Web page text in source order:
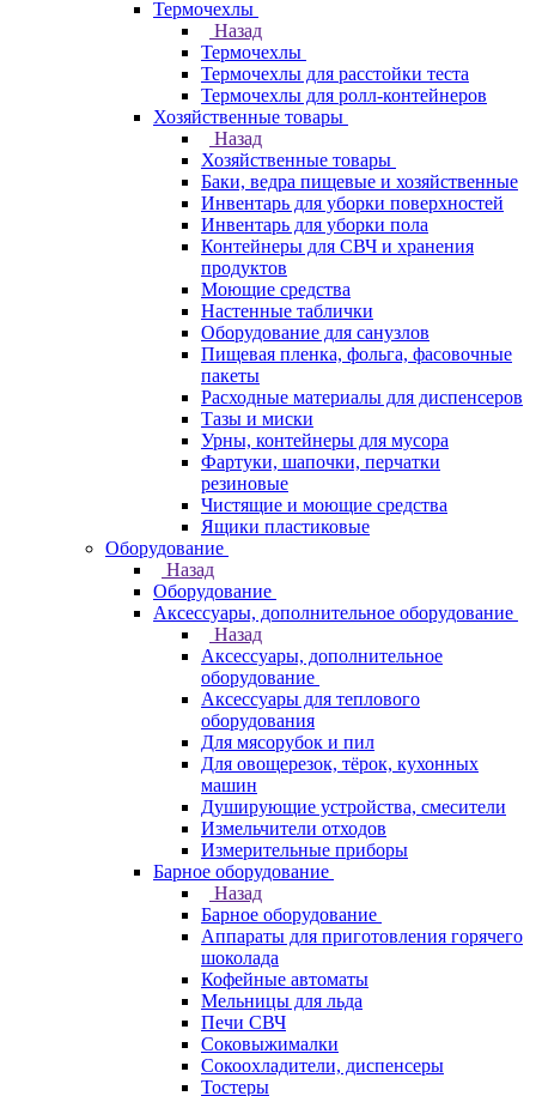
Термочехлы
Назад
Термочехлы
Термочехлы для расстойки теста
Термочехлы для ролл-контейнеров
Хозяйственные товары
Назад
Хозяйственные товары
Баки, ведра пищевые и хозяйственные
Инвентарь для уборки поверхностей
Инвентарь для уборки пола
Контейнеры для СВЧ и хранения
продуктов
Моющие средства
Настенные таблички
Оборудование для санузлов
Пищевая пленка, фольга, фасовочные
пакеты
Расходные материалы для диспенсеров
Тазы и миски
Урны, контейнеры для мусора
Фартуки, шапочки, перчатки
резиновые
Чистящие и моющие средства
Ящики пластиковые
Оборудование
Назад
Оборудование
Аксессуары, дополнительное оборудование
Назад
Аксессуары, дополнительное
оборудование
Аксессуары для теплового
оборудования
Для мясорубок и пил
Для овощерезок, тёрок, кухонных
машин
Душирующие устройства, смесители
Измельчители отходов
Измерительные приборы
Барное оборудование
Назад
Барное оборудование
Аппараты для приготовления горячего
шоколада
Кофейные автоматы
Мельницы для льда
Печи СВЧ
Соковыжималки
Сокоохладители, диспенсеры
Тостеры